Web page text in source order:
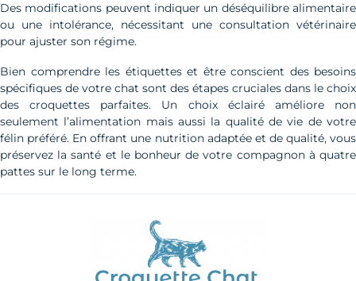
Des modifications peuvent indiquer un déséquilibre alimentaire
ou une intolérance, nécessitant une consultation vétérinaire
pour ajuster son régime.
Bien comprendre les étiquettes et être conscient des besoins
spécifiques de votre chat sont des étapes cruciales dans le choix
des croquettes parfaites. Un choix éclairé améliore non
seulement l’alimentation mais aussi la qualité de vie de votre
félin préféré. En offrant une nutrition adaptée et de qualité, vous
préservez la santé et le bonheur de votre compagnon à quatre
pattes sur le long terme.